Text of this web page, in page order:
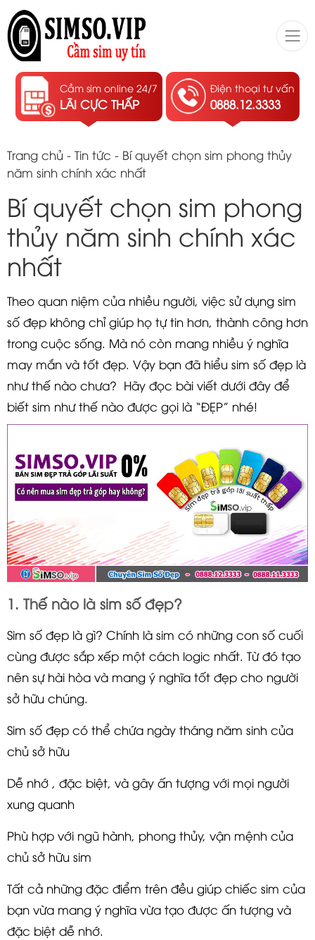
Cầm sim online 24/7
LÃI CỰC THẤP
Điện thoại tư vấn
0888.12.3333
Trang chủ - Tin tức - Bí quyết chọn sim phong thủy
năm sinh chính xác nhất
Bí quyết chọn sim phong
thủy năm sinh chính xác
nhất
Theo quan niệm của nhiều người, việc sử dụng sim
số đẹp không chỉ giúp họ tự tin hơn, thành công hơn
trong cuộc sống. Mà nó còn mang nhiều ý nghĩa
may mắn và tốt đẹp. Vậy bạn đã hiểu sim số đẹp là
như thế nào chưa? Hãy đọc bài viết dưới đây để
biết sim như thế nào được gọi là “ĐẸP” nhé!
1. Thế nào là sim số đẹp?
Sim số đẹp là gì? Chính là sim có những con số cuối
cùng được sắp xếp một cách logic nhất. Từ đó tạo
nên sự hài hòa và mang ý nghĩa tốt đẹp cho người
sở hữu chúng.
Sim số đẹp có thể chứa ngày tháng năm sinh của
chủ sở hữu
Dễ nhớ , đặc biệt, và gây ấn tượng với mọi người
xung quanh
Phù hợp với ngũ hành, phong thủy, vận mệnh của
chủ sở hữu sim
Tất cả những đặc điểm trên đều giúp chiếc sim của
bạn vừa mang ý nghĩa vừa tạo được ấn tượng và
đặc biệt dễ nhớ.